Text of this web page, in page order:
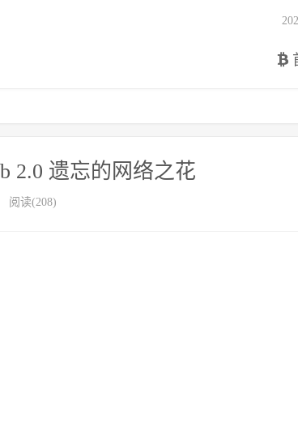
2.0 遗忘的网络之花
阅读(208)